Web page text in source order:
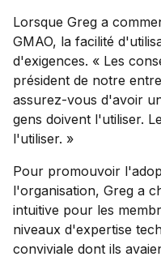
Lorsque Greg a
GMAO, la facilité
d'exigences. « Les
président de notre
assurez-vous d'avoir
gens doivent l'utiliser.
l'utiliser. »
Pour promouvoir
l'organisation, Greg a
intuitive pour les
niveaux d'expertise
conviviale dont ils